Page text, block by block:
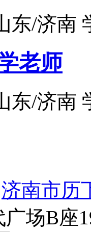
东/济南
老师
东/济南
济南市历
场B座